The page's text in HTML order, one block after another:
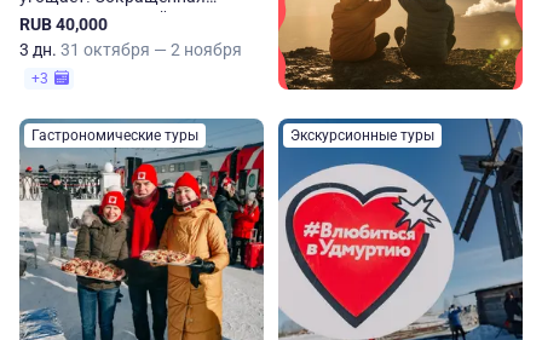
программа. Зимой и осенью
RUB 40,000
3 дн. 31 октября — 2 ноября
+3
Гастрономические туры Экскурсионные туры